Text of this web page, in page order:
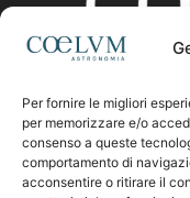
Per fornire le migliori
per memorizzare e/o
consenso a queste
comportamento di
acconsentire o ritirare il
Contattaci: